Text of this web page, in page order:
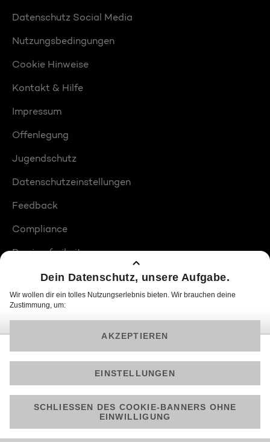
Datenschutz Social Media
Nutzungsbedingungen
Cookie Hinweise
Kontakt & Hilfe
Impressum
Offenlegung
Jugendschutz
Datenschutzeinstellungen
Feedback
Compliance
Barrierefreiheit
Produktplatzierungen